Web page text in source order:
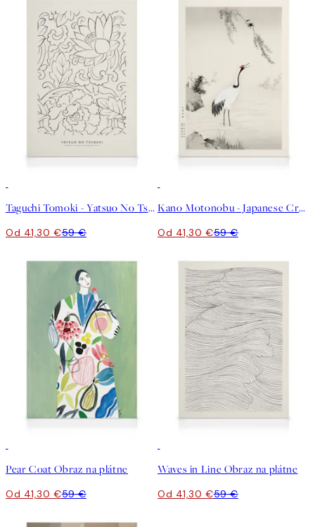
Taguchi Tomoki - Yatsuo No Tsubaki No1 Obraz na plátne
Od 41,30 €59 €
Kano Motonobu - Japanese Crane Obraz na plátne
Od 41,30 €59 €
Pear Coat Obraz na plátne
Od 41,30 €59 €
Waves in Line Obraz na plátne
Od 41,30 €59 €